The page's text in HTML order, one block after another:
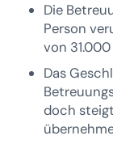
Die
Person
von
Das
doch